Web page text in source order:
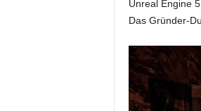
Unreal Engine
Das Gründer-